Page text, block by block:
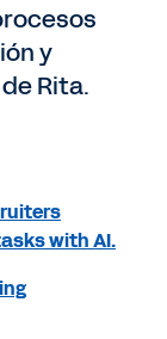
y
Rita.
with AI.